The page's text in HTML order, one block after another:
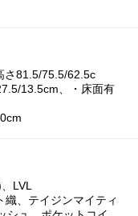
さ81.5/75.5/62.5c
13.5cm、・床面有
LVL
織、テイジンマイティ